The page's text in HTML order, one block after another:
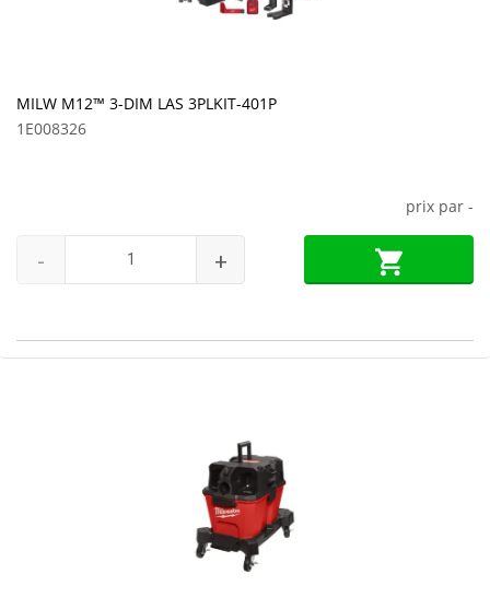
MILW M12™ 3-DIM LAS 3PLKIT-401P
1E008326
prix par -
- +